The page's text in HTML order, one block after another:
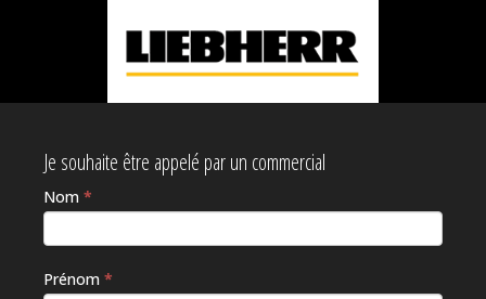
Je souhaite être appelé par un commercial
Nom *
Prénom *
Si vous
êtes un
humain,
remplissez